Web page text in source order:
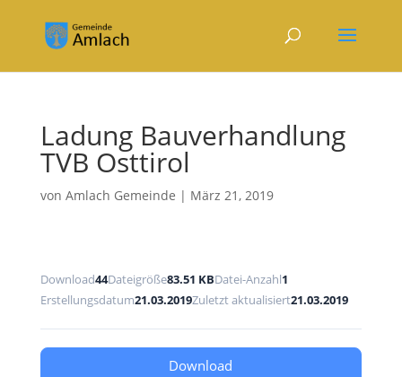
Ladung Bauverhandlung
TVB Osttirol
von Amlach Gemeinde | März 21, 2019
Download44Dateigröße83.51 KBDatei-Anzahl1
Erstellungsdatum21.03.2019Zuletzt aktualisiert21.03.2019
Download